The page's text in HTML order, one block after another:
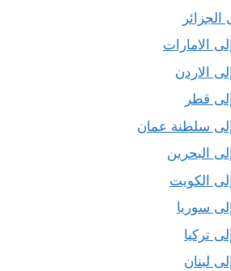
الامارات
الاردن
قطر
سلطنة عمان
البحرين
الكويت
سوريا
تركيا
لبنان